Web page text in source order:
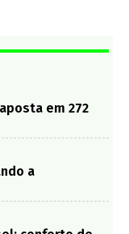
em 272
a